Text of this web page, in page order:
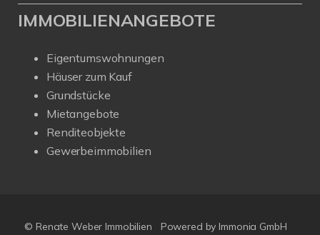
IMMOBILIENANGEBOTE
Eigentumswohnungen
Häuser zum Kauf
Grundstücke
Mietangebote
Renditeobjekte
Gewerbeimmobilien
© Renate Weber Immobilien Powered by Immonia GmbH